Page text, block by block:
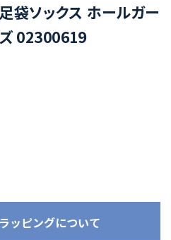
袋ソックス ホールガー
02300619
ッピングについて